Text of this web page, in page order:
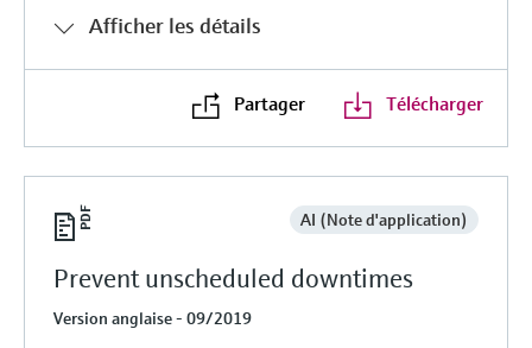
Afficher les détails
Partager Télécharger
AI (Note d'application)
Prevent unscheduled downtimes
Version anglaise - 09/2019